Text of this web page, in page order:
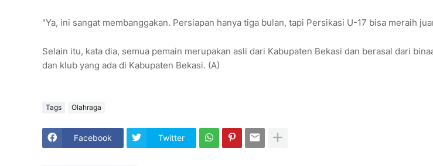
"Ya, ini sangat membanggakan. Persiapan hanya tiga bulan, tapi Persikasi U-17 bisa meraih
Selain itu, kata dia, semua pemain merupakan asli dari Kabupaten Bekasi dan berasal dari
dan klub yang ada di Kabupaten Bekasi. (A)
Tags Olahraga
Facebook Twitter